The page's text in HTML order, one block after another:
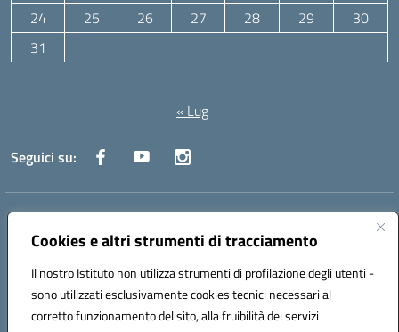
Cookies e altri strumenti di tracciamento
Il nostro Istituto non utilizza strumenti di profilazione degli utenti -
sono utilizzati esclusivamente cookies tecnici necessari al
corretto funzionamento del sito, alla fruibilità dei servizi
24
25 26 27 28 29
30
31
« Lug
Seguici su:
Indirizzo:Via Canale 1, Ancona
Centralino:071 204723 Email:anpc010006@istruzione.it
Codice fiscale: 93020970427
Codice meccanografico:
ANPC010006
Codice unico di fatturazione (CUF): UFBE6V